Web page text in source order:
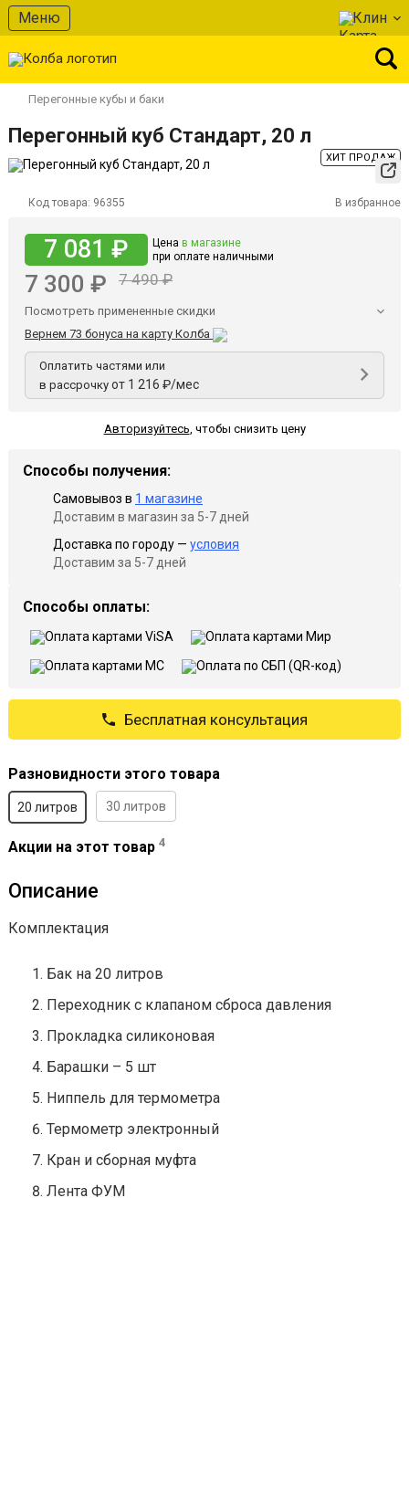
Меню Клин
Перегонные кубы и баки
Перегонный куб Стандарт, 20 л
ХИТ ПРОДАЖ
Код товара: 96355 В избранное
7 081 ₽ Цена в магазине
при оплате наличными
7 300 ₽ 7 490 ₽
Посмотреть примененные скидки
Вернем 73 бонуса на карту Колба
Оплатить частями или
в рассрочку от 1 216 ₽/мес
Авторизуйтесь, чтобы снизить цену
Способы получения:
Самовывоз в 1 магазине
Доставим в магазин за 5-7 дней
Доставка по городу — условия
Доставим за 5-7 дней
Способы оплаты:
Бесплатная консультация
Разновидности этого товара
20 литров 30 литров
Акции на этот товар 4
Описание
Комплектация
Бак на 20 литров
Переходник с клапаном сброса давления
Прокладка силиконовая
Барашки – 5 шт
Ниппель для термометра
Термометр электронный
Кран и сборная муфта
Лента ФУМ